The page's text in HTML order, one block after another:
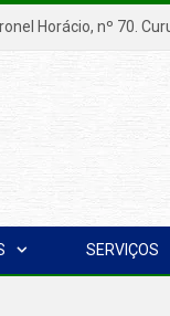
Horácio, nº 70.
SERVIÇOS